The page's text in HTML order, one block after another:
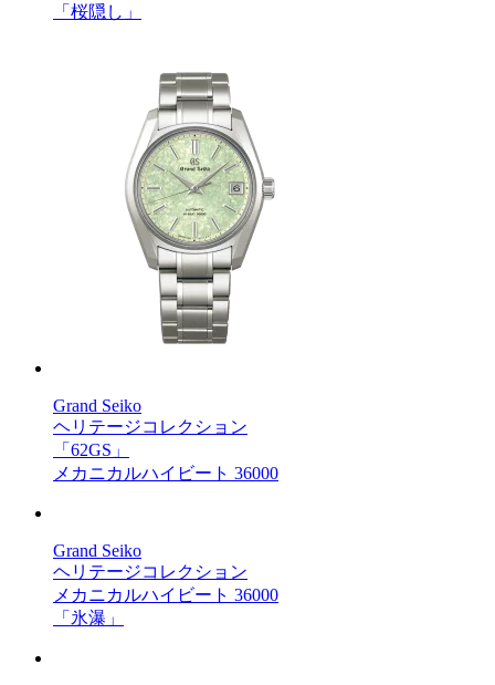
「桜隠し」
Grand Seiko
ヘリテージコレクション
「62GS」
メカニカルハイビート 36000
Grand Seiko
ヘリテージコレクション
メカニカルハイビート 36000
「氷瀑」